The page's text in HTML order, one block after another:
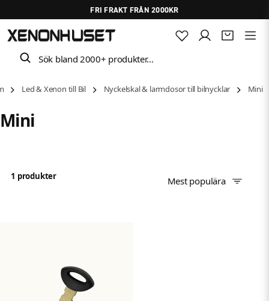
FRI FRAKT FRÅN 2000KR
Sök bland 2000+ produkter…
Led & Xenon till Bil Nyckelskal & larmdosor till bilnycklar Mini
Mini
1 produkter Mest populära